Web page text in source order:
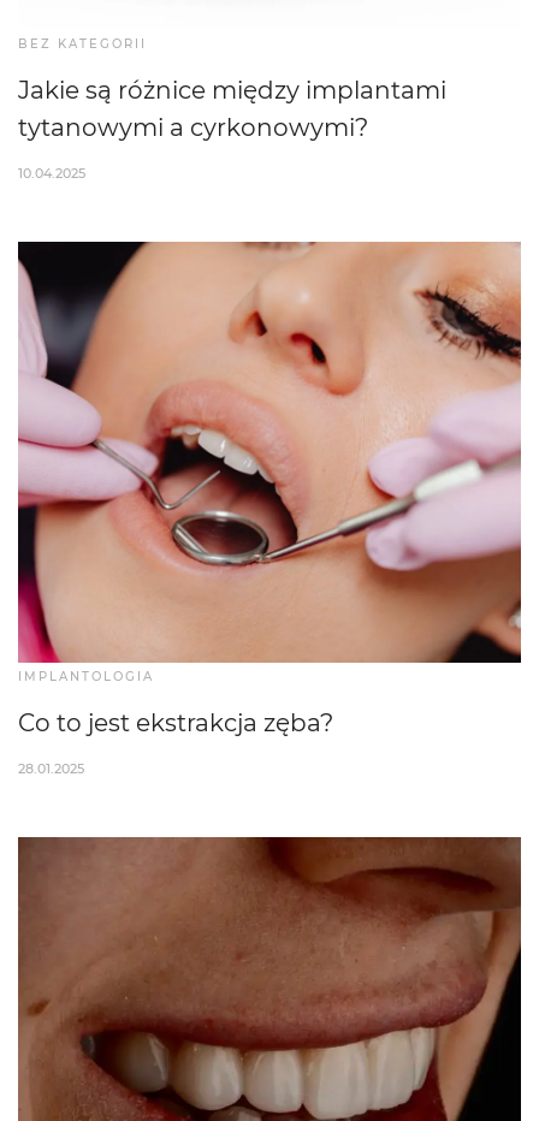
BEZ KATEGORII
Jakie są różnice między implantami
tytanowymi a cyrkonowymi?
10.04.2025
IMPLANTOLOGIA
Co to jest ekstrakcja zęba?
28.01.2025